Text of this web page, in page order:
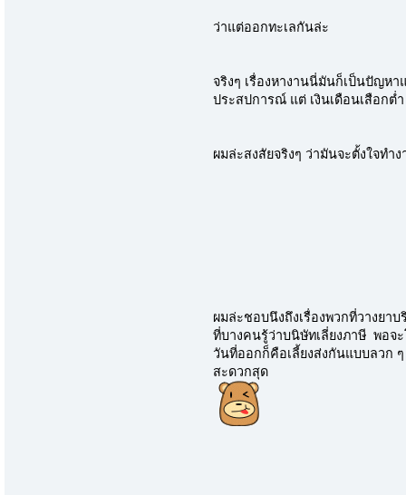
ว่าแต่ออกทะเลกันล่ะ
จริงๆ เรื่องหางานนี่มันก็เป็นปัญห
ประสปการณ์ แต่ เงินเดือนเสือกต่ำ
ผมล่ะสงสัยจริงๆ ว่ามันจะตั้งใจทำง
ผมล่ะชอบนึงถึงเรื่องพวกที่วางยา
ที่บางคนรู้ว่าบนิษัทเลี่ยงภาษี พอจะ
วันที่ออกก็คือเลี้ยงส่งกันแบบลวก ๆ
สะดวกสุด